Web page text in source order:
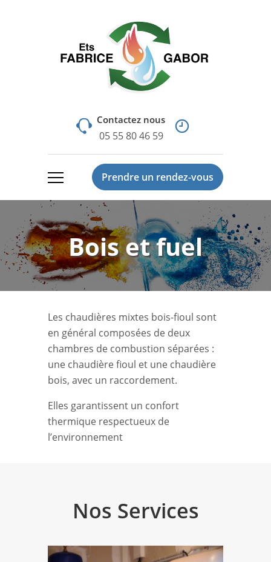
Contactez nous
05 55 80 46 59
Prendre un rendez-vous
Bois et fuel
Les chaudières mixtes bois-fioul sont
en général composées de deux
chambres de combustion séparées :
une chaudière fioul et une chaudière
bois, avec un raccordement.
Elles garantissent un confort
thermique respectueux de
l’environnement
Nos Services